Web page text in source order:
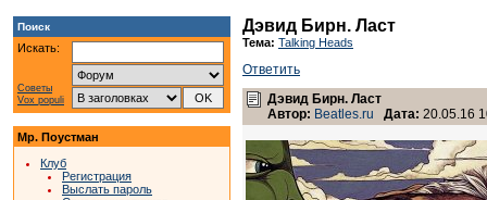
Поиск
Искать:
Советы
Vox populi
Мр. Поустман
Клуб
Регистрация
Выслать пароль
Дэвид Бирн. Ласт
Тема: Talking Heads
Ответить
Дэвид Бирн. Ласт
Автор: Beatles.ru Дата: 20.05.16